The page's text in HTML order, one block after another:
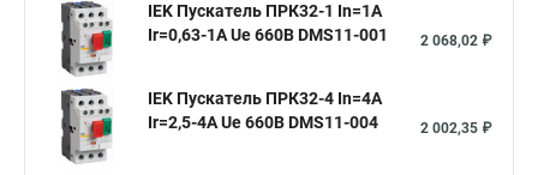
IEK Пускатель ПРК32-1 In=1A
Ir=0,63-1A Ue 660В DMS11-001
2 068,02 ₽
IEK Пускатель ПРК32-4 In=4A
Ir=2,5-4A Ue 660В DMS11-004
2 002,35 ₽